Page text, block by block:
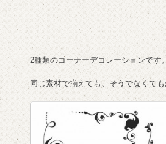
2種類のコーナーデコレーションです。
同じ素材で揃えても、そうでなくて